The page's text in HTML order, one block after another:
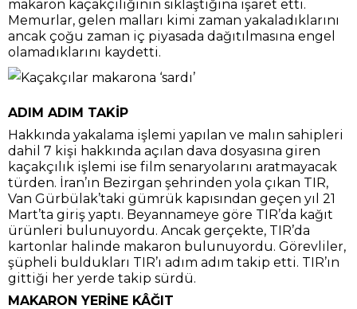
makaron kaçakçılığının sıklaştığına işaret etti.
Memurlar, gelen malları kimi zaman yakaladıklarını
ancak çoğu zaman iç piyasada dağıtılmasına engel
olamadıklarını kaydetti.
ADIM ADIM TAKİP
Hakkında yakalama işlemi yapılan ve malın sahipleri
dahil 7 kişi hakkında açılan dava dosyasına giren
kaçakçılık işlemi ise film senaryolarını aratmayacak
türden. İran’ın Bezirgan şehrinden yola çıkan TIR,
Van Gürbülak’taki gümrük kapısından geçen yıl 21
Mart’ta giriş yaptı. Beyannameye göre TIR’da kağıt
ürünleri bulunuyordu. Ancak gerçekte, TIR’da
kartonlar halinde makaron bulunuyordu. Görevliler,
şüpheli buldukları TIR’ı adım adım takip etti. TIR’ın
gittiği her yerde takip sürdü.
MAKARON YERİNE KÂĞIT